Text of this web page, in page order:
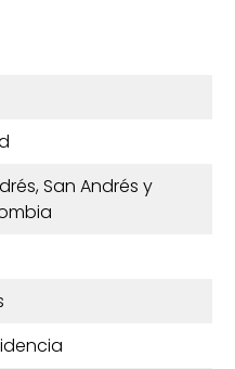
San Andrés y